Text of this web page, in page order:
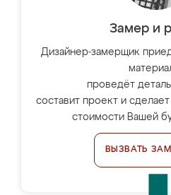
Замер и
Дизайнер-замерщик
проведёт
составит проект и
стоимости Вашей
ВЫЗВАТЬ